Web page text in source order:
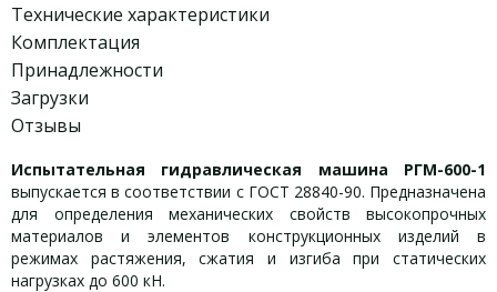
Технические характеристики
Комплектация
Принадлежности
Загрузки
Отзывы
Испытательная гидравлическая машина РГМ-600-1
выпускается в соответствии с ГОСТ 28840-90. Предназначена
для определения механических свойств высокопрочных
материалов и элементов конструкционных изделий в
режимах растяжения, сжатия и изгиба при статических
нагрузках до 600 кН.